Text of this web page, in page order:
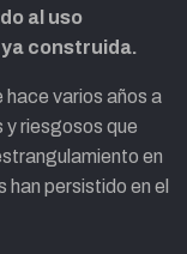
al uso
construida.
hace varios años a
riesgosos que
en
persistido en el